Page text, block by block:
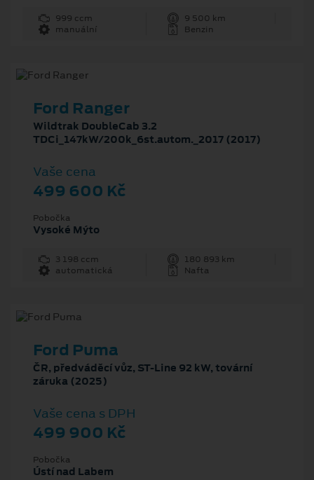
999 ccm
9 500 km
manuální
Benzin
Ford Ranger
Wildtrak DoubleCab 3.2
TDCi_147kW/200k_6st.autom._2017 (2017)
Vaše cena
499 600 Kč
Pobočka
Vysoké Mýto
3 198 ccm
180 893 km
automatická
Nafta
Ford Puma
ČR, předváděcí vůz, ST-Line 92 kW, tovární
záruka (2025)
Vaše cena s DPH
499 900 Kč
Pobočka
Ústí nad Labem